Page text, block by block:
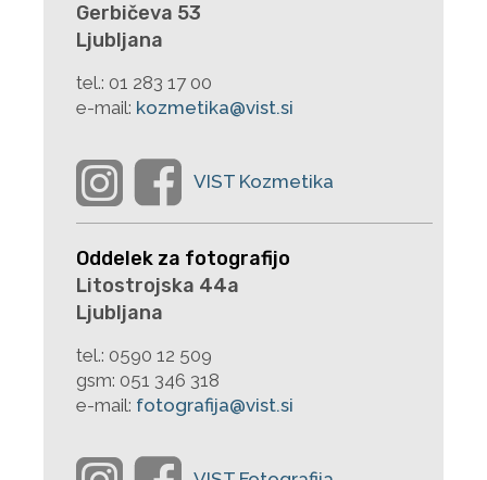
Gerbičeva 53
Ljubljana
tel.: 01 283 17 00
e-mail: kozmetika@vist.si
Oddelek za fotografijo
Litostrojska 44a
Ljubljana
tel.: 0590 12 509
gsm: 051 346 318
e-mail: fotografija@vist.si